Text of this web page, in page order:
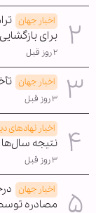
اخبار جهان
برای
۲ روز قبل
اخبار جهان
۳ روز قبل
اخبار نهادهای
نتیجه
۳ روز قبل
اخبار جهان
مصادره